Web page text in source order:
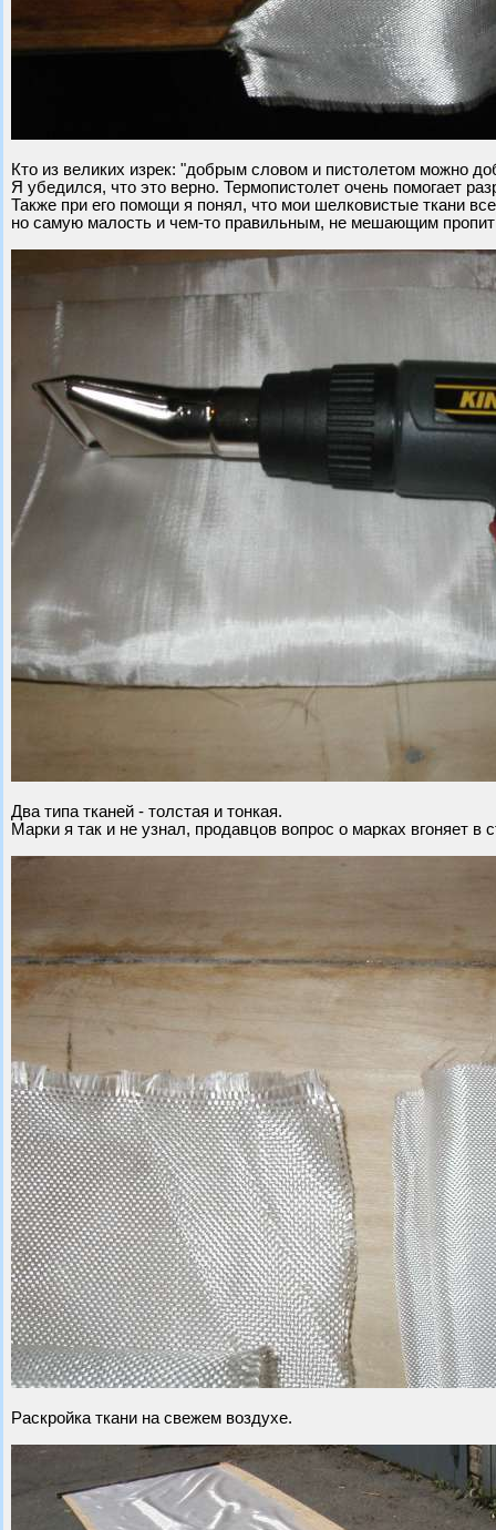
Кто из великих изрек: "добрым словом и пистолетом можно
Я убедился, что это верно. Термопистолет очень помогает
Также при его помощи я понял, что мои шелковистые ткани
но самую малость и чем-то правильным, не мешающим
Два типа тканей - толстая и тонкая.
Марки я так и не узнал, продавцов вопрос о марках вгоняет в
Раскройка ткани на свежем воздухе.